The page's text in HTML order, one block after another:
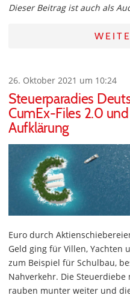
Dieser Beitrag ist auch als
26. Oktober 2021 um 10:24
Steuerparadies
CumEx-Files 2.0
Aufklärung
Euro durch
Geld ging für Villen,
zum Beispiel für Schulbau,
Nahverkehr. Die
rauben munter weiter und